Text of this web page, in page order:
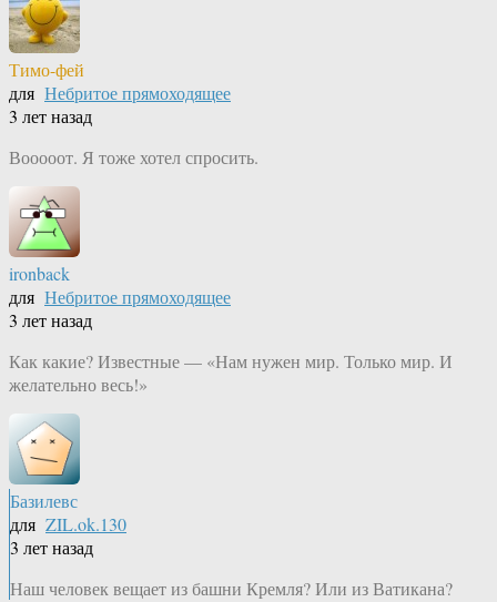
Тимо-фей
для Небритое прямоходящее
3 лет назад
Вооооот. Я тоже хотел спросить.
ironback
для Небритое прямоходящее
3 лет назад
Как какие? Известные — «Нам нужен мир. Только мир. И
желательно весь!»
Базилевс
для ZIL.ok.130
3 лет назад
Наш человек вещает из башни Кремля? Или из Ватикана?